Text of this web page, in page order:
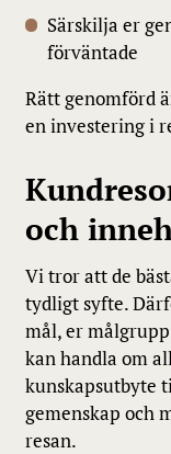
Särskilja er
förväntade
Rätt genomförd
en investering i
och
Vi tror att de
tydligt syfte.
mål, er
kan handla om
kunskapsutbyte
gemenskap och
resan.